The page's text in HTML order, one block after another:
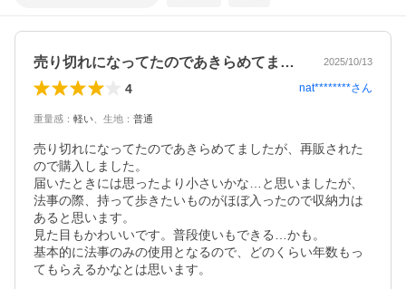
売り切れになってたのであきらめてました… 2025/10/13
4 nat********さん
重量感 ： 軽い 生地 ： 普通
売り切れになってたのであきらめてましたが、再販された
ので購入しました。
届いたときには思ったより小さいかな…と思いましたが、
法事の際、持って歩きたいものがほぼ入ったので収納力は
あると思います。
見た目もかわいいです。普段使いもできる…かも。
基本的に法事のみの使用となるので、どのくらい年数もっ
てもらえるかなとは思います。